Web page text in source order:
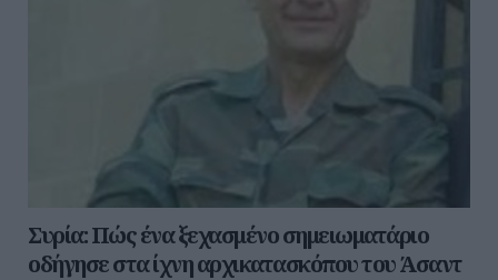
Συρία: Πώς ένα ξεχασμένο σημειωματάριο
οδήγησε στα ίχνη αρχικατασκόπου του Άσαντ